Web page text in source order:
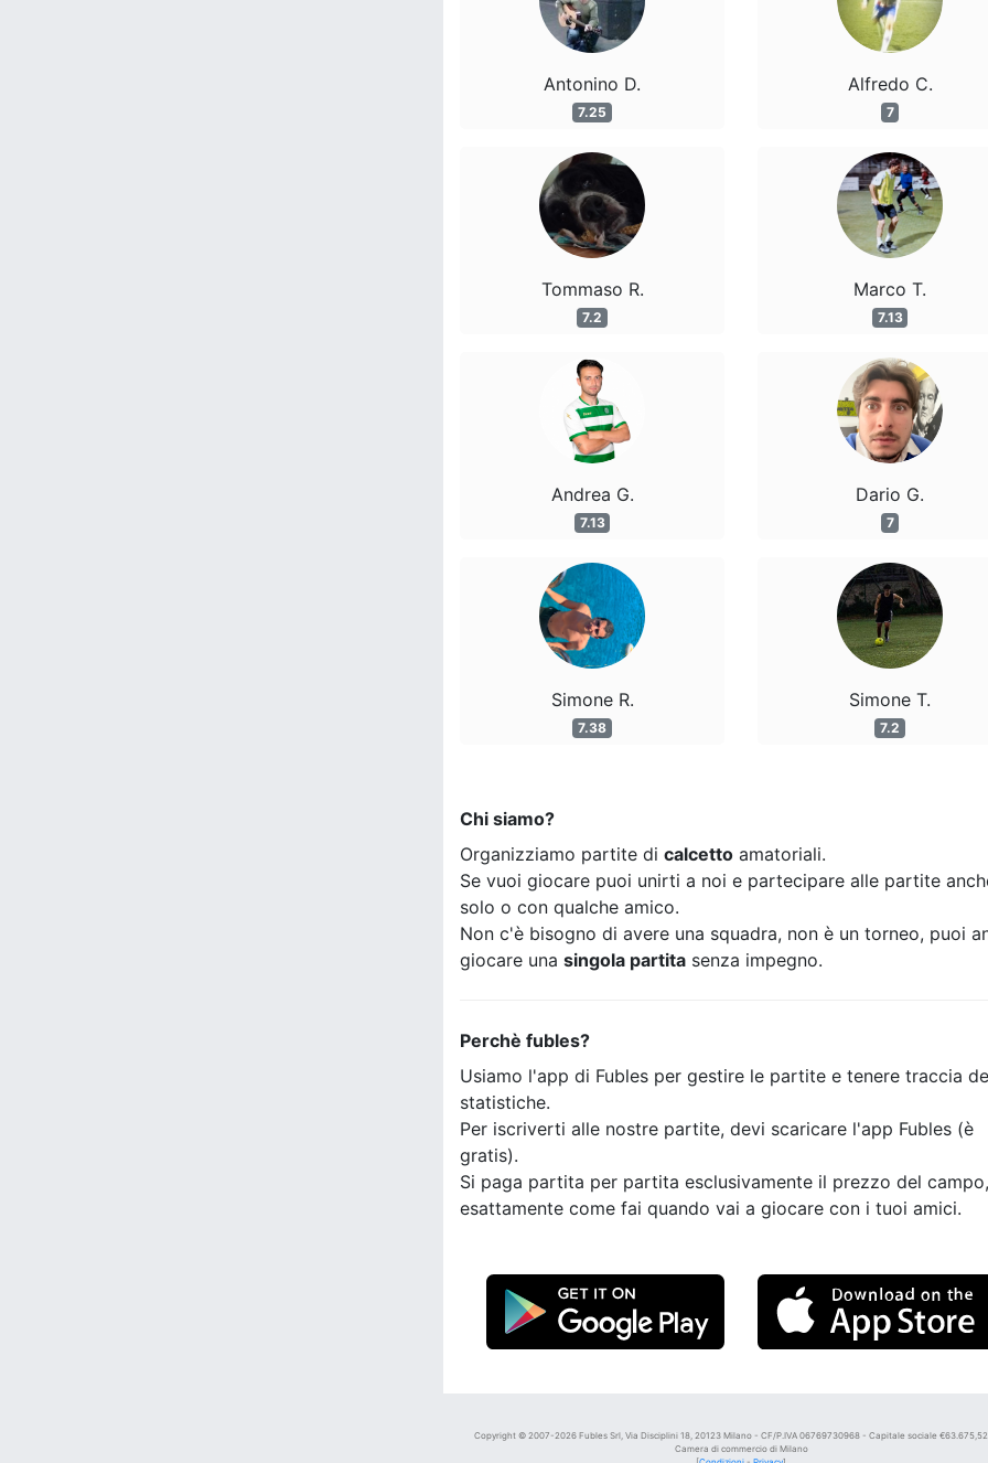
Antonino D.
7.25
Tommaso R.
7.2
Andrea G.
7.13
Simone R.
7.38
Alfredo C.
7
Marco T.
7.13
Dario G.
7
Simone T.
7.2
Chi siamo?
Organizziamo partite di calcetto amatoriali.
Se vuoi giocare puoi unirti a noi e partecipare alle partite
solo o con qualche amico.
Non c'è bisogno di avere una squadra, non è un torneo, puoi
giocare una singola partita senza impegno.
Perchè fubles?
Usiamo l'app di Fubles per gestire le partite e tenere traccia
statistiche.
Per iscriverti alle nostre partite, devi scaricare l'app Fubles (è
gratis).
Si paga partita per partita esclusivamente il prezzo del campo,
esattamente come fai quando vai a giocare con i tuoi amici.
Copyright © 2007-2026 Fubles Srl, Via Disciplini 18, 20123 Milano - CF/P.IVA 06769730968 - Capitale sociale €63.675,52
Camera di commercio di Milano